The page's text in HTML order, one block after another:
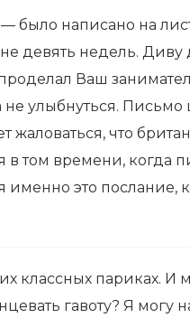
было написано на
девять недель. Диву
Ваш
не улыбнуться.
жаловаться, что
в том времени, когда
это послание,
классных париках. И
гавоту? Я могу